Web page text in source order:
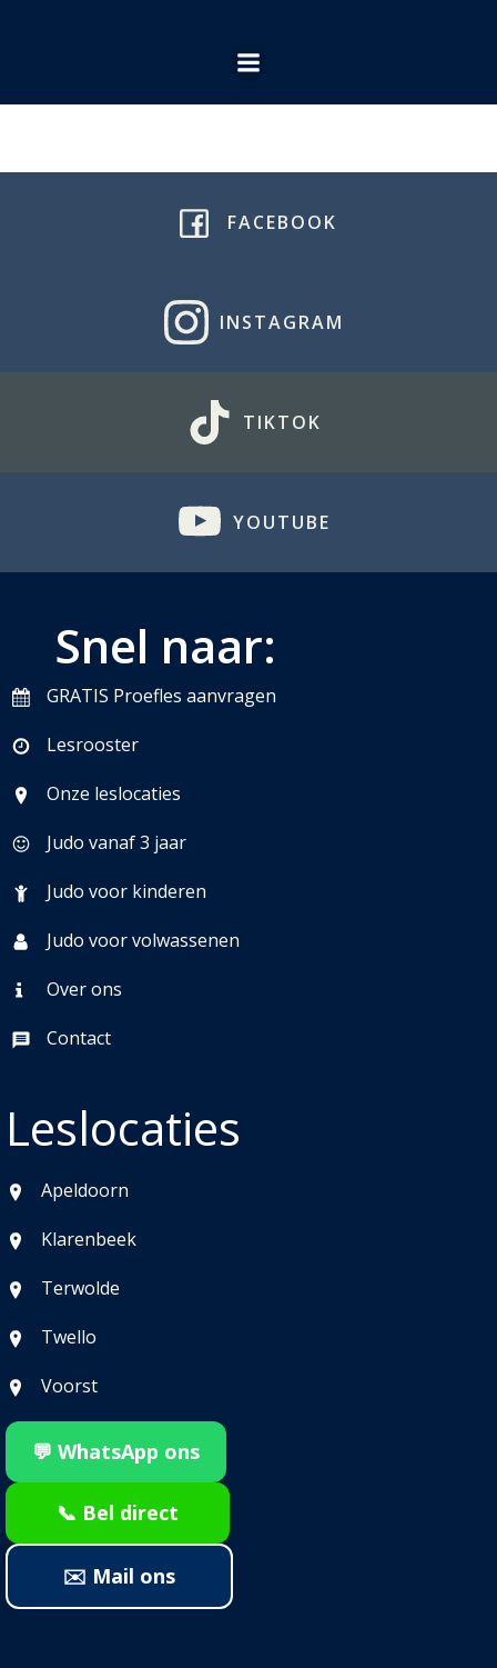
de
FACEBOOK
INSTAGRAM
TIKTOK
YOUTUBE
Snel naar:
GRATIS Proefles aanvragen
Lesrooster
Onze leslocaties
Judo vanaf 3 jaar
Judo voor kinderen
Judo voor volwassenen
Over ons
Contact
Leslocaties
Apeldoorn
Klarenbeek
Terwolde
Twello
Voorst
💬 WhatsApp ons
📞 Bel direct
✉️ Mail ons